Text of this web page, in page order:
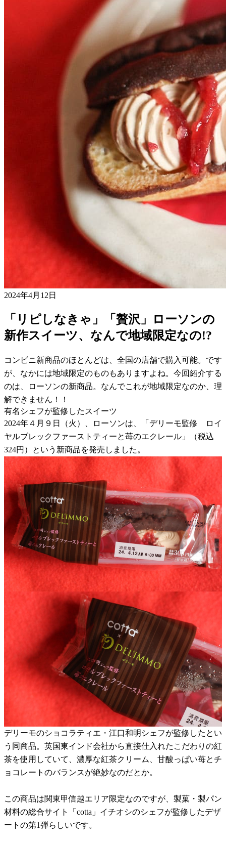
2024年4月12日
「リピしなきゃ」「贅沢」ローソンの
新作スイーツ、なんで地域限定なの!?
コンビニ新商品のほとんどは、全国の店舗で購入可能。です
が、なかには地域限定のものもありますよね。今回紹介する
のは、ローソンの新商品。なんでこれが地域限定なのか、理
解できません！！
有名シェフが監修したスイーツ
2024年４月９日（火）、ローソンは、「デリーモ監修 ロイ
ヤルブレックファーストティーと苺のエクレール」（税込
324円）という新商品を発売しました。
デリーモのショコラティエ・江口和明シェフが監修したとい
う同商品。英国東インド会社から直接仕入れたこだわりの紅
茶を使用していて、濃厚な紅茶クリーム、甘酸っぱい苺とチ
ョコレートのバランスが絶妙なのだとか。
この商品は関東甲信越エリア限定なのですが、製菓・製パン
材料の総合サイト「cotta」イチオシのシェフが監修したデザ
ートの第1弾らしいです。